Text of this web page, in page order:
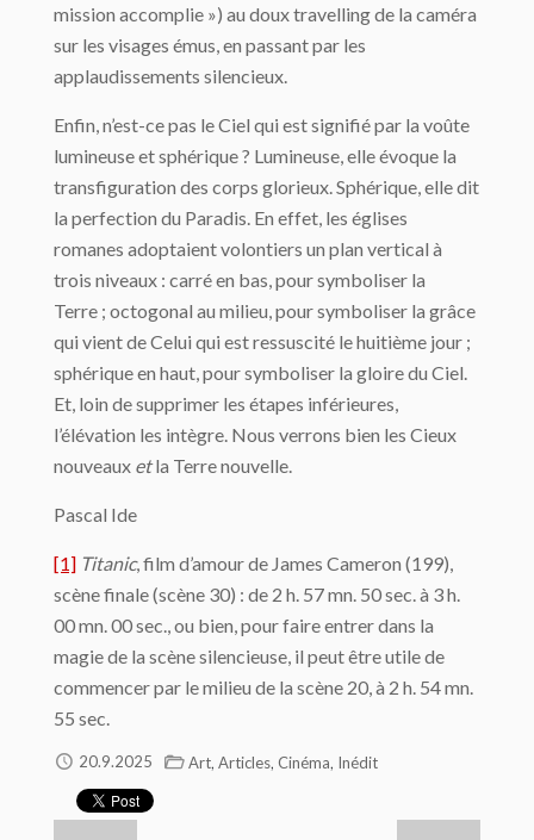
mission accomplie ») au doux travelling de la caméra
sur les visages émus, en passant par les
applaudissements silencieux.
Enfin, n’est-ce pas le Ciel qui est signifié par la voûte
lumineuse et sphérique ? Lumineuse, elle évoque la
transfiguration des corps glorieux. Sphérique, elle dit
la perfection du Paradis. En effet, les églises
romanes adoptaient volontiers un plan vertical à
trois niveaux : carré en bas, pour symboliser la
Terre ; octogonal au milieu, pour symboliser la grâce
qui vient de Celui qui est ressuscité le huitième jour ;
sphérique en haut, pour symboliser la gloire du Ciel.
Et, loin de supprimer les étapes inférieures,
l’élévation les intègre. Nous verrons bien les Cieux
nouveaux etla Terre nouvelle.
Pascal Ide
[1] Titanic, film d’amour de James Cameron (199),
scène finale (scène 30) : de 2 h. 57 mn. 50 sec. à 3 h.
00 mn. 00 sec., ou bien, pour faire entrer dans la
magie de la scène silencieuse, il peut être utile de
commencer par le milieu de la scène 20, à 2 h. 54 mn.
55 sec.
20.9.2025 Art, Articles, Cinéma, Inédit